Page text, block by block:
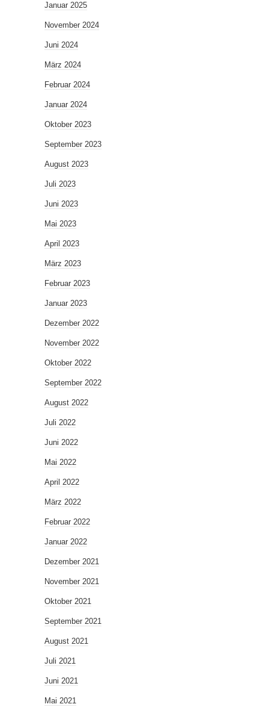
Januar 2025
November 2024
Juni 2024
März 2024
Februar 2024
Januar 2024
Oktober 2023
September 2023
August 2023
Juli 2023
Juni 2023
Mai 2023
April 2023
März 2023
Februar 2023
Januar 2023
Dezember 2022
November 2022
Oktober 2022
September 2022
August 2022
Juli 2022
Juni 2022
Mai 2022
April 2022
März 2022
Februar 2022
Januar 2022
Dezember 2021
November 2021
Oktober 2021
September 2021
August 2021
Juli 2021
Juni 2021
Mai 2021